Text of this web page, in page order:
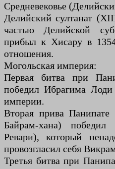
Средневековье
Делийский султанат
частью Делийской
прибыл к Хисару в
отношения.
Могольская империя:
Первая битва при
победил Ибрагима
империи.
Вторая прива
Байрам-хана)
Ревари), который
провозгласил себя
Третья битва при